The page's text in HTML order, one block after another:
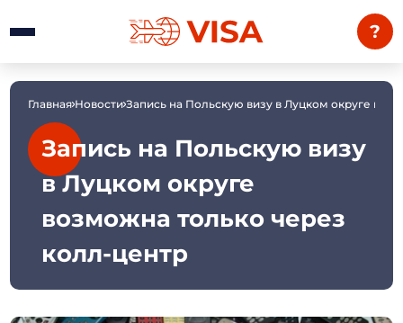
?
Главная Новости Запись на Польскую визу в Луцком округе
Запись на Польскую визу
в Луцком округе
возможна только через
колл-центр